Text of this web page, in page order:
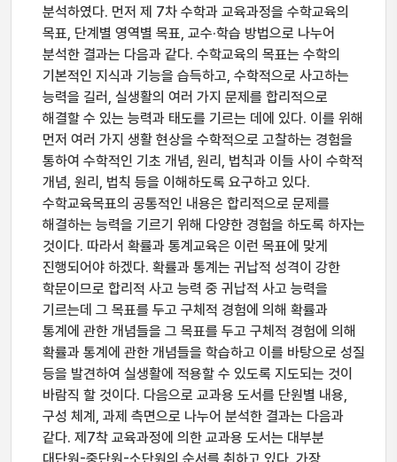
분석하였다. 먼저 제 7차 수학과 교육과정을 수학교육의
목표, 단계별 영역별 목표, 교수·학습 방법으로 나누어
분석한 결과는 다음과 같다. 수학교육의 목표는 수학의
기본적인 지식과 기능을 습득하고, 수학적으로 사고하는
능력을 길러, 실생활의 여러 가지 문제를 합리적으로
해결할 수 있는 능력과 태도를 기르는 데에 있다. 이를 위해
먼저 여러 가지 생활 현상을 수학적으로 고찰하는 경험을
통하여 수학적인 기초 개념, 원리, 법칙과 이들 사이 수학적
개념, 원리, 법칙 등을 이해하도록 요구하고 있다.
수학교육목표의 공통적인 내용은 합리적으로 문제를
해결하는 능력을 기르기 위해 다양한 경험을 하도록 하자는
것이다. 따라서 확률과 통계교육은 이런 목표에 맞게
진행되어야 하겠다. 확률과 통계는 귀납적 성격이 강한
학문이므로 합리적 사고 능력 중 귀납적 사고 능력을
기르는데 그 목표를 두고 구체적 경험에 의해 확률과
통계에 관한 개념들을 그 목표를 두고 구체적 경험에 의해
확률과 통계에 관한 개념들을 학습하고 이를 바탕으로 성질
등을 발견하여 실생활에 적용할 수 있도록 지도되는 것이
바람직 할 것이다. 다음으로 교과용 도서를 단원별 내용,
구성 체계, 과제 측면으로 나누어 분석한 결과는 다음과
같다. 제7착 교육과정에 의한 교과용 도서는 대부분